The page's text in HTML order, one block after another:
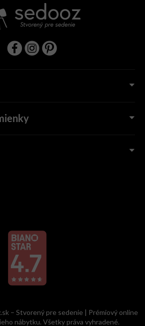
– Stvorený pre sedenie | Prémiový online
nábytku. Všetky práva vyhradené.